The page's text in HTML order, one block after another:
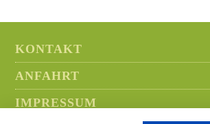
KONTAKT
ANFAHRT
IMPRESSUM